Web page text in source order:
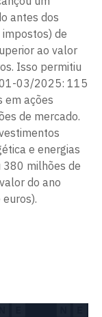
antes dos
de
ao valor
Isso permitiu
03/2025: 115
em ações
de mercado.
e energias
380 milhões de
do ano